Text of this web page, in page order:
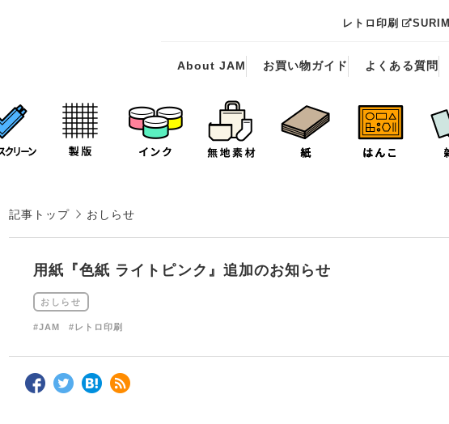
レトロ印刷
About JAM お買い物ガイド よくある質問
記事トップ おしらせ
用紙『色紙 ライトピンク』追加のお知らせ
おしらせ
#JAM #レトロ印刷